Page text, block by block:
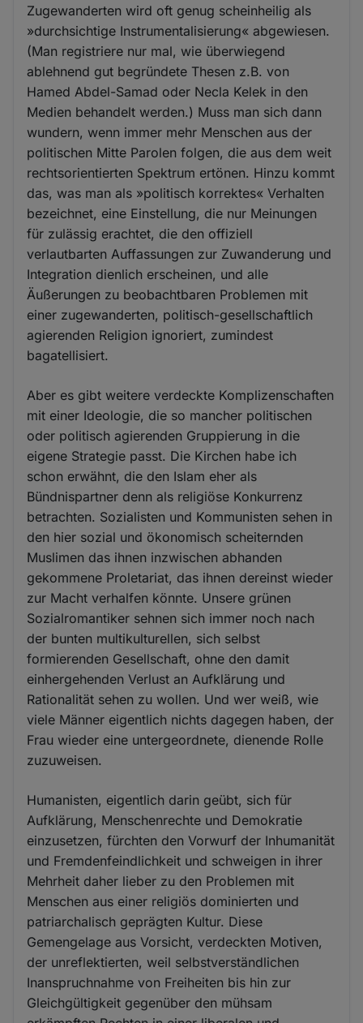
Zugewanderten wird oft genug scheinheilig als
»durchsichtige Instrumentalisierung« abgewiesen.
(Man registriere nur mal, wie überwiegend
ablehnend gut begründete Thesen z.B. von
Hamed Abdel-Samad oder Necla Kelek in den
Medien behandelt werden.) Muss man sich dann
wundern, wenn immer mehr Menschen aus der
politischen Mitte Parolen folgen, die aus dem weit
rechtsorientierten Spektrum ertönen. Hinzu kommt
das, was man als »politisch korrektes« Verhalten
bezeichnet, eine Einstellung, die nur Meinungen
für zulässig erachtet, die den offiziell
verlautbarten Auffassungen zur Zuwanderung und
Integration dienlich erscheinen, und alle
Äußerungen zu beobachtbaren Problemen mit
einer zugewanderten, politisch-gesellschaftlich
agierenden Religion ignoriert, zumindest
bagatellisiert.
Aber es gibt weitere verdeckte Komplizenschaften
mit einer Ideologie, die so mancher politischen
oder politisch agierenden Gruppierung in die
eigene Strategie passt. Die Kirchen habe ich
schon erwähnt, die den Islam eher als
Bündnispartner denn als religiöse Konkurrenz
betrachten. Sozialisten und Kommunisten sehen in
den hier sozial und ökonomisch scheiternden
Muslimen das ihnen inzwischen abhanden
gekommene Proletariat, das ihnen dereinst wieder
zur Macht verhalfen könnte. Unsere grünen
Sozialromantiker sehnen sich immer noch nach
der bunten multikulturellen, sich selbst
formierenden Gesellschaft, ohne den damit
einhergehenden Verlust an Aufklärung und
Rationalität sehen zu wollen. Und wer weiß, wie
viele Männer eigentlich nichts dagegen haben, der
Frau wieder eine untergeordnete, dienende Rolle
zuzuweisen.
Humanisten, eigentlich darin geübt, sich für
Aufklärung, Menschenrechte und Demokratie
einzusetzen, fürchten den Vorwurf der Inhumanität
und Fremdenfeindlichkeit und schweigen in ihrer
Mehrheit daher lieber zu den Problemen mit
Menschen aus einer religiös dominierten und
patriarchalisch geprägten Kultur. Diese
Gemengelage aus Vorsicht, verdeckten Motiven,
der unreflektierten, weil selbstverständlichen
Inanspruchnahme von Freiheiten bis hin zur
Gleichgültigkeit gegenüber den mühsam